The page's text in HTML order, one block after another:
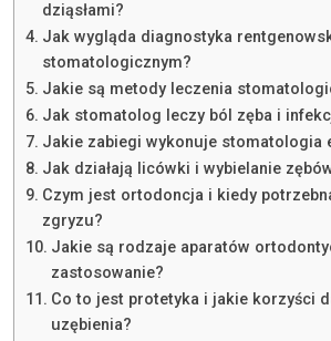
dziąsłami?
Jak wygląda diagnostyka
stomatologicznym?
Jakie są metody leczenia
Jak stomatolog leczy ból zęba i
Jakie zabiegi wykonuje stomatologia
Jak działają licówki i wybielanie
Czym jest ortodoncja i kiedy
zgryzu?
Jakie są rodzaje aparatów
zastosowanie?
Co to jest protetyka i jakie korzyści
uzębienia?